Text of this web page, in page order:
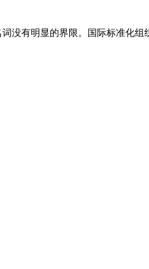
没有明显的界限。国际标准化组